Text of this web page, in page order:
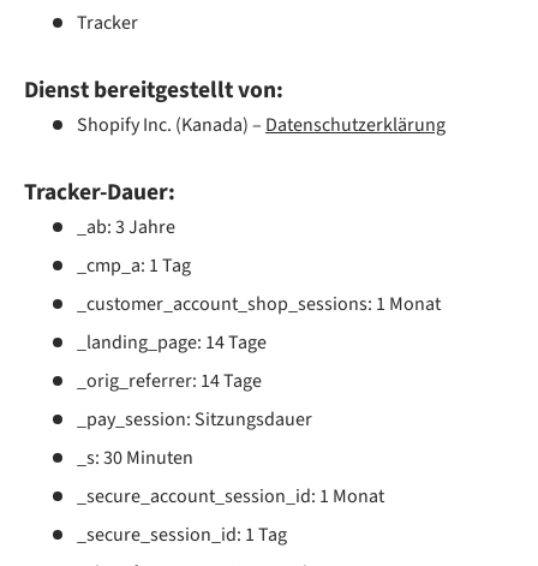
Tracker
Dienst bereitgestellt von:
Shopify Inc. (Kanada) – Datenschutzerklärung
Tracker-Dauer:
_ab: 3 Jahre
_cmp_a: 1 Tag
_customer_account_shop_sessions: 1 Monat
_landing_page: 14 Tage
_orig_referrer: 14 Tage
_pay_session: Sitzungsdauer
_s: 30 Minuten
_secure_account_session_id: 1 Monat
_secure_session_id: 1 Tag